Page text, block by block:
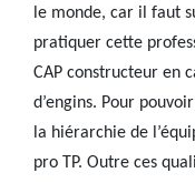
le monde, car il faut
pratiquer cette
CAP constructeur en
d’engins. Pour
la hiérarchie de
pro TP. Outre ces